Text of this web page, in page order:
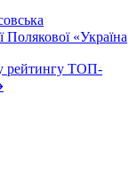
«Україна
у рейтингу ТОП-